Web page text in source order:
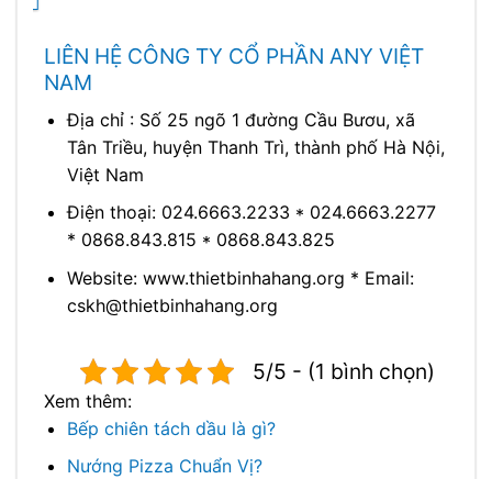
LIÊN HỆ CÔNG TY CỔ PHẦN ANY VIỆT
NAM
Địa chỉ : Số 25 ngõ 1 đường Cầu Bươu, xã
Tân Triều, huyện Thanh Trì, thành phố Hà Nội,
Việt Nam
Điện thoại: 024.6663.2233 * 024.6663.2277
* 0868.843.815 * 0868.843.825
Website: www.thietbinhahang.org * Email:
cskh@thietbinhahang.org
5/5 - (1 bình chọn)
Xem thêm:
Bếp chiên tách dầu là gì?
Nướng Pizza Chuẩn Vị?